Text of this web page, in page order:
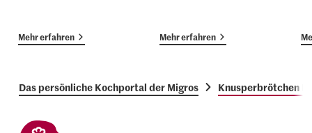
Mehr erfahren Mehr erfahren
Das persönliche Kochportal der Migros Knusperbrötchen